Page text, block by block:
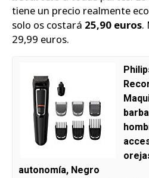
tiene un precio realmente
solo os costará 25,90 euros.
29,99 euros.
autonomía, Negro